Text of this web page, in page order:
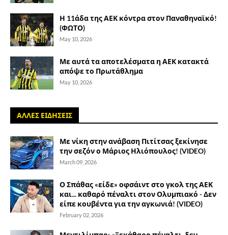
Η 11άδα της ΑΕΚ κόντρα στον Παναθηναϊκό!
(ΦΩΤΟ)
May 10, 2026
Με αυτά τα αποτελέσματα η ΑΕΚ κατακτά
απόψε το Πρωτάθλημα
May 10, 2026
ΑΛΛΕΣ ΕΙΔΗΣΕΙΣ
Με νίκη στην ανάβαση Πιτίτσας ξεκίνησε
την σεζόν ο Μάριος Ηλιόπουλος! (VIDEO)
March 09, 2026
Ο Σπάθας «είδε» οφσάιντ στο γκολ της ΑΕΚ
και... καθαρό πέναλτι στον Ολυμπιακό - Δεν
είπε κουβέντα για την αγκωνιά! (VIDEO)
February 02, 2026